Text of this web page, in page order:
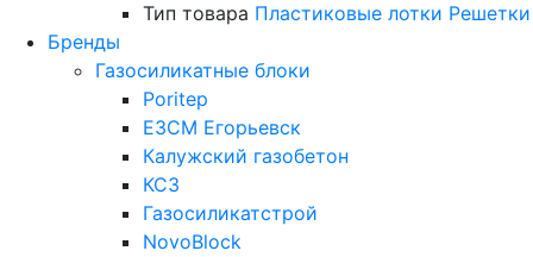
Тип товара Пластиковые лотки Решетки
Бренды
Газосиликатные блоки
Poritep
ЕЗСМ Егорьевск
Калужский газобетон
КСЗ
Газосиликатстрой
NovoBlock